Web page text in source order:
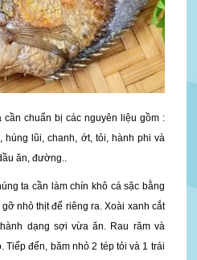
chuẩn bị các nguyên liệu gồm :
húng lũi, chanh, ớt, tỏi, hành phi và
ăn, đường..
ta cần làm chín khô cá sặc bằng
nhỏ thịt để riêng ra. Xoài xanh cắt
dạng sợi vừa ăn. Rau răm và
Tiếp đến, băm nhỏ 2 tép tỏi và 1 trái